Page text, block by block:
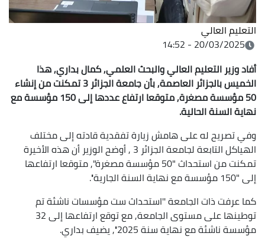
التعليم العالي
20/03/2025 - 14:52
أفاد وزير التعليم العالي والبحث العلمي, كمال بداري, هذا
الخميس بالجزائر العاصمة, بأن جامعة الجزائر 3 تمكنت من إنشاء
50 مؤسسة مصغرة, متوقعا ارتفاع عددها إلى 150 مؤسسة مع
نهاية السنة الحالية.
وفي تصريح له على هامش زيارة تفقدية قادته إلى مختلف
الهياكل التابعة لجامعة الجزائر 3 , أوضح الوزير أن هذه الأخيرة
تمكنت من استحداث "50 مؤسسة مصغرة", متوقعا ارتفاعها
إلى "150 مؤسسة مع نهاية السنة الجارية''.
كما عرفت ذات الجامعة ''استحداث ست مؤسسات ناشئة تم
توطينها على مستوى الجامعة, مع توقع ارتفاعها إلى 32
مؤسسة ناشئة مع نهاية سنة 2025'', يضيف بداري.